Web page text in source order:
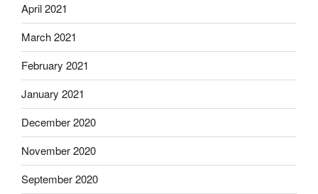
April 2021
March 2021
February 2021
January 2021
December 2020
November 2020
September 2020